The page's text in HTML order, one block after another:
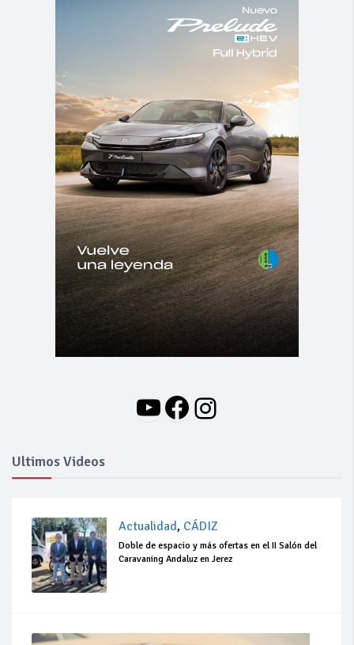
YouTube
Facebook
Instagram
Ultimos Videos
Actualidad, CÁDIZ
Doble de espacio y más ofertas en el II Salón del
Caravaning Andaluz en Jerez